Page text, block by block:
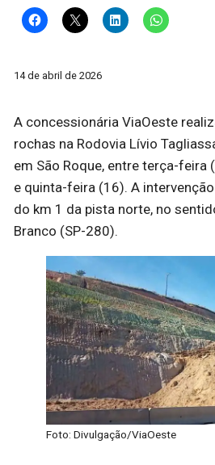
14 de abril de 2026
A concessionária ViaOeste
rochas na Rodovia Lívio
em São Roque, entre terça-
e quinta-feira (16). A
do km 1 da pista norte, no
Branco (SP-280).
Foto: Divulgação/ViaOeste